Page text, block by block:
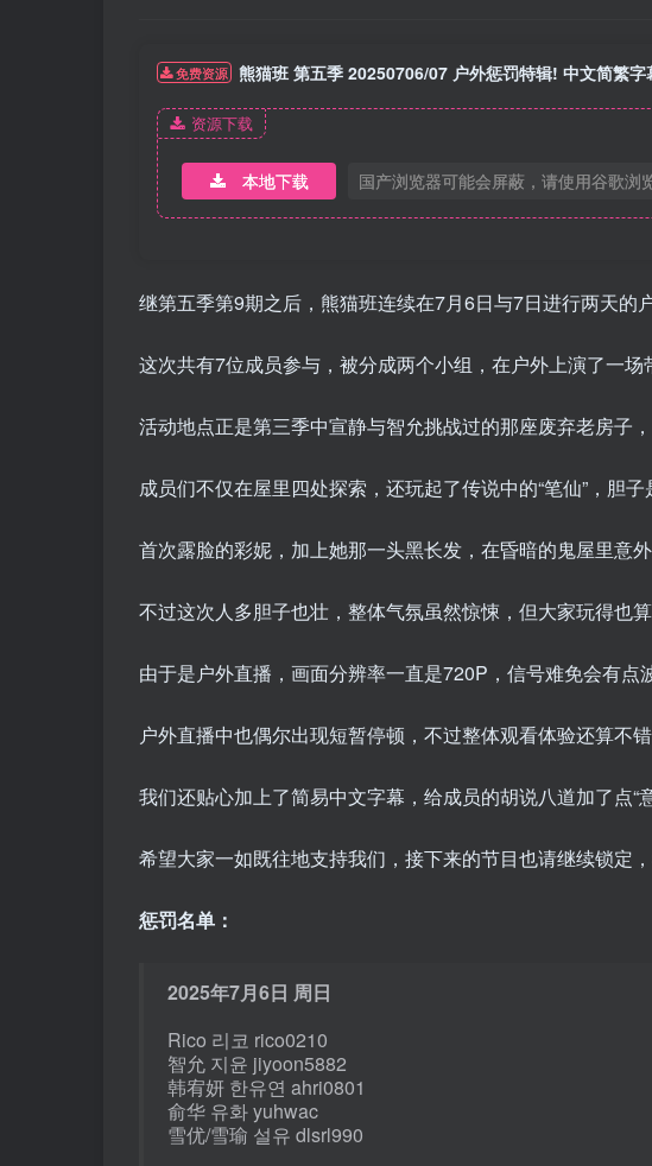
免费资源 熊猫班 第五季 20250706/07 户外惩罚特辑! 中文简繁字
资源下载
本地下载 国产浏览器可能会屏蔽，请使用谷歌浏
继第五季第9期之后，熊猫班连续在7月6日与7日进行两天的
这次共有7位成员参与，被分成两个小组，在户外上演了一场
活动地点正是第三季中宣静与智允挑战过的那座废弃老房子
成员们不仅在屋里四处探索，还玩起了传说中的“笔仙”，胆子
首次露脸的彩妮，加上她那一头黑长发，在昏暗的鬼屋里意
不过这次人多胆子也壮，整体气氛虽然惊悚，但大家玩得也算
由于是户外直播，画面分辨率一直是720P，信号难免会有点
户外直播中也偶尔出现短暂停顿，不过整体观看体验还算不错
我们还贴心加上了简易中文字幕，给成员的胡说八道加了点“
希望大家一如既往地支持我们，接下来的节目也请继续锁定
惩罚名单：
2025年7月6日 周日
Rico 리코 rico0210
智允 지윤 jiyoon5882
韩宥妍 한유연 ahri0801
俞华 유화 yuhwac
雪优/雪瑜 설유 dlsrl990